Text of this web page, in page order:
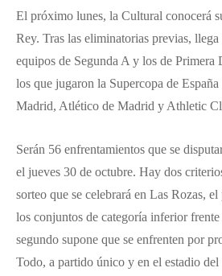
El próximo lunes, la Cultural conocerá
Rey. Tras las eliminatorias previas,
equipos de Segunda A y los de
los que jugaron la Supercopa de
Madrid, Atlético de Madrid y Athletic
Serán 56 enfrentamientos que se
el jueves 30 de octubre. Hay dos
sorteo que se celebrará en Las Rozas,
los conjuntos de categoría inferior
segundo supone que se enfrenten por
Todo, a partido único y en el estadio